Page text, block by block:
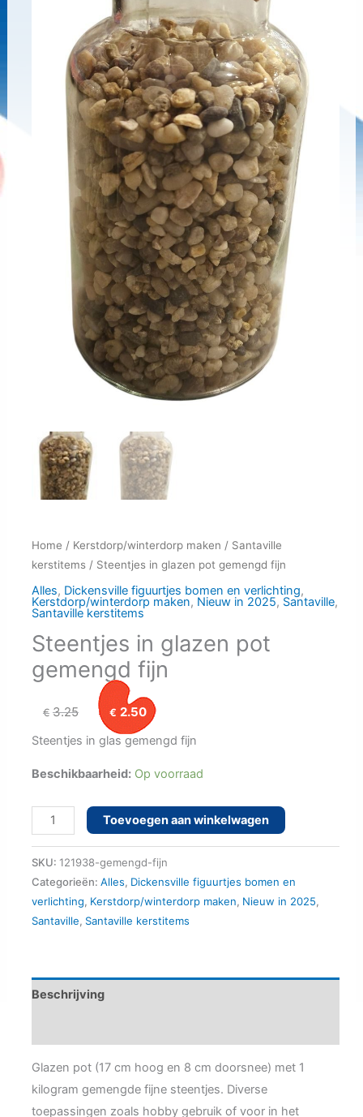
Home / Kerstdorp/winterdorp maken / Santaville
kerstitems/ Steentjes in glazen pot gemengd fijn
Alles, Dickensville figuurtjes bomen en verlichting,
Kerstdorp/winterdorp maken, Nieuw in 2025, Santaville,
Santaville kerstitems
Steentjes in glazen pot
gemengd fijn
€ 3.25
Oorspronkelijke
prijs
was:
€3.25.
€ 2.50
prijs
is:
€2.50.
Steentjes in glas gemengd fijn
Beschikbaarheid: Op voorraad
Steentjes
in
glazen
pot
gemengd
fijn
Toevoegen aan winkelwagen
SKU: 121938-gemengd-fijn
Categorieën: Alles, Dickensville figuurtjes bomen en
verlichting, Kerstdorp/winterdorp maken, Nieuw in 2025,
Santaville, Santaville kerstitems
Beschrijving
Glazen pot (17 cm hoog en 8 cm doorsnee) met 1
kilogram gemengde fijne steentjes. Diverse
toepassingen zoals hobby gebruik of voor in het